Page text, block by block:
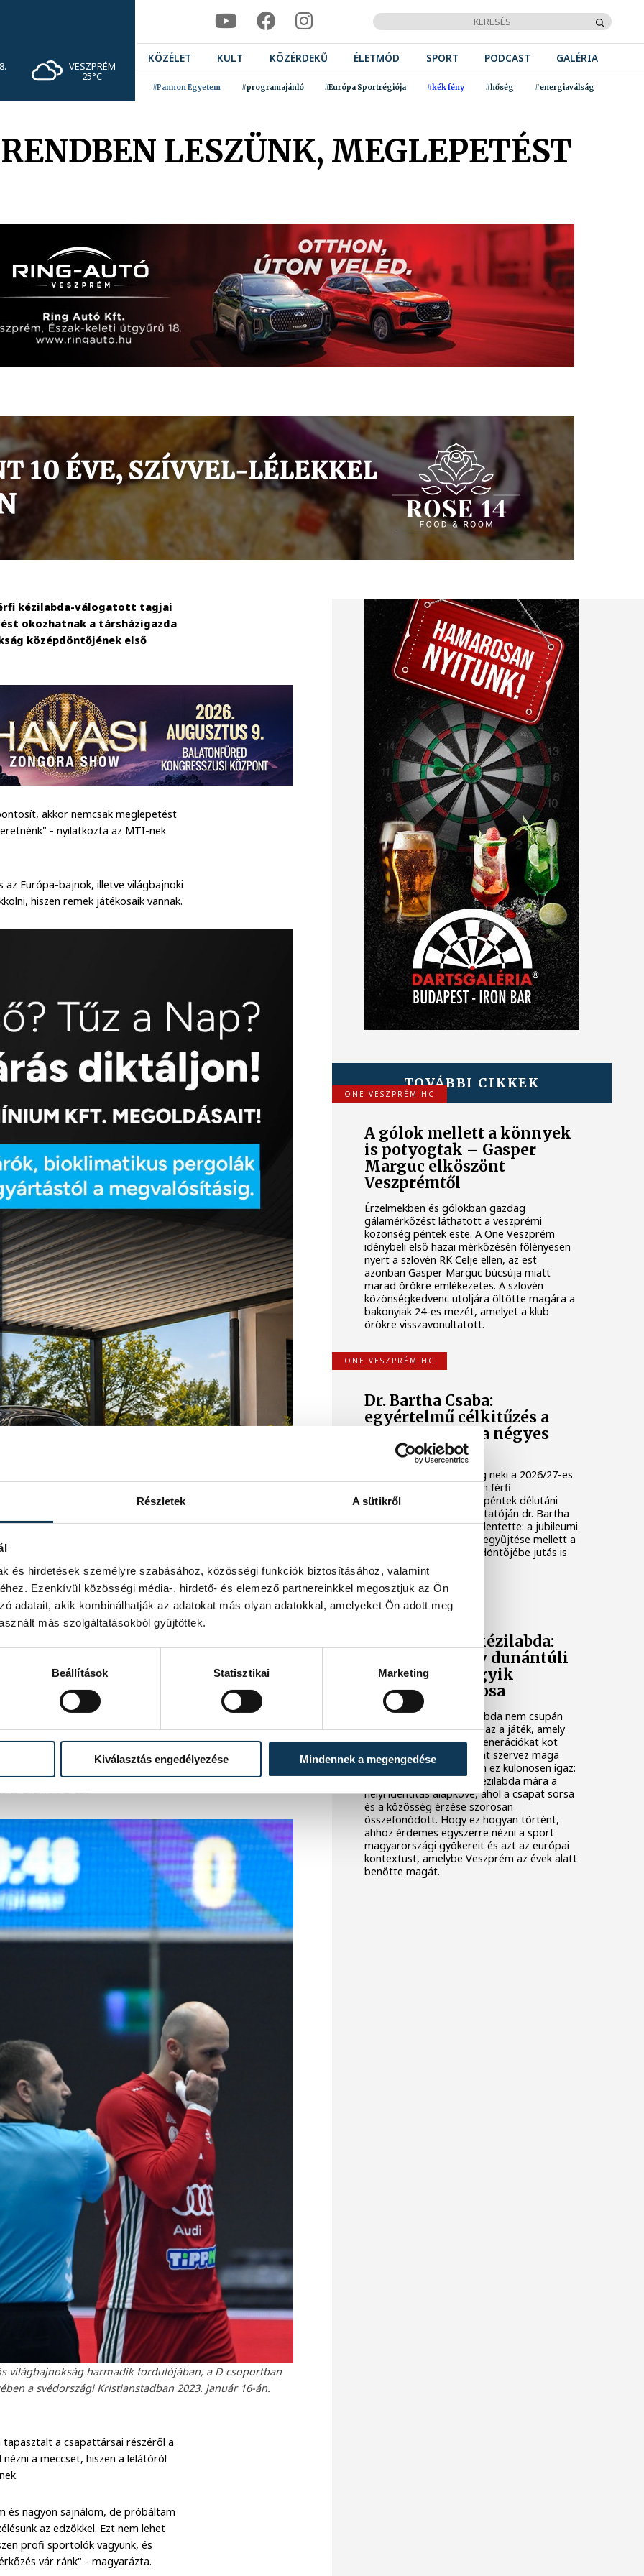
Részletek A sütikről
és hirdetések személyre szabásához, közösségi funkciók biztosításához, valamint
Ezenkívül közösségi média-, hirdető- és elemező partnereinkkel megosztjuk az Ön
adatait, akik kombinálhatják az adatokat más olyan adatokkal, amelyeket Ön adott meg
más szolgáltatásokból gyűjtöttek.
Beállítások Statisztikai Marketing
Kiválasztás engedélyezése Mindennek a megengedése
VESZPRÉM
25°C
KÖZÉLET KULT KÖZÉRDEKŰ ÉLETMÓD SPORT PODCAST GALÉRIA
#Pannon Egyetem #programajánló #Európa Sportrégiója #kék fény #hőség #energiaválság
LESZÜNK, MEGLEPETÉST
kézilabda-válogatott tagjai
okozhatnak a társházigazda
középdöntőjének első
akkor nemcsak meglepetést
- nyilatkozta az MTI-nek
Európa-bajnok, illetve világbajnoki
hiszen remek játékosaik vannak.
és remélem, győzni is
Köztársaságot 35-27-re, Izlandot
27-20-ra kikaptak, így két pontot
találkozón a védekező-specialistát
ellenfele arcát.
világbajnokság harmadik fordulójában, a D csoportban
a svédországi Kristianstadban 2023. január 16-án.
a csapattársai részéről a
a meccset, hiszen a lelátóról
és nagyon sajnálom, de próbáltam
az edzőkkel. Ezt nem lehet
profi sportolók vagyunk, és
vár ránk" - magyarázta.
TOVÁBBI CIKKEK
ONE VESZPRÉM HC
A gólok mellett a könnyek
is potyogtak – Gasper
Marguc elköszönt
Veszprémtől
Érzelmekben és gólokban gazdag
gálamérkőzést láthatott a veszprémi
közönség péntek este. A One Veszprém
idénybeli első hazai mérkőzésén fölényesen
nyert a szlovén RK Celje ellen, az est
azonban Gasper Marguc búcsúja miatt
marad örökre emlékezetes. A szlovén
közönségkedvenc utoljára öltötte magára a
bakonyiak 24-es mezét, amelyet a klub
örökre visszavonultatott.
ONE VESZPRÉM HC
Dr. Bartha Csaba:
egyértelmű célkitűzés a
Bajnokok Ligája négyes
döntője
Huszonkét játékossal vág neki a 2026/27-es
idénynek a One Veszprém férfi
kézilabdacsapata. A klub péntek délutáni
szezonnyitó sajtótájékoztatóján dr. Bartha
Csaba vezérigazgató kijelentette: a jubileumi
idényben a hazai címek begyűjtése mellett a
Bajnokok Ligája négyes döntőjébe jutás is
egyértelmű célkitűzés.
TÁMOGATOTT TARTALOM
Veszprém és a kézilabda:
hogyan lett egy dunántúli
város Európa egyik
kézilabdafővárosa
Magyarországon a kézilabda nem csupán
egy sport a sok közül. Ez az a játék, amely
telt arénákat tölt meg, generációkat köt
össze, és egész városokat szervez maga
köré. Veszprém esetében ez különösen igaz:
a dunántúli városban a kézilabda mára a
helyi identitás alapköve, ahol a csapat sorsa
és a közösség érzése szorosan
összefonódott. Hogy ez hogyan történt,
ahhoz érdemes egyszerre nézni a sport
magyarországi gyökereit és azt az európai
kontextust, amelybe Veszprém az évek alatt
benőtte magát.